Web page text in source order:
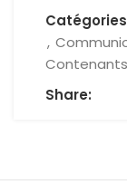
,
Share: